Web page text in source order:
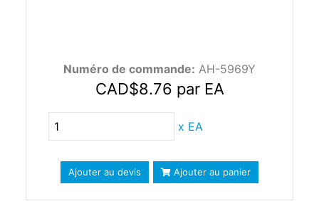
Numéro de commande: AH-5969Y
CAD$8.76 par EA
x EA
Ajouter au devis Ajouter au panier